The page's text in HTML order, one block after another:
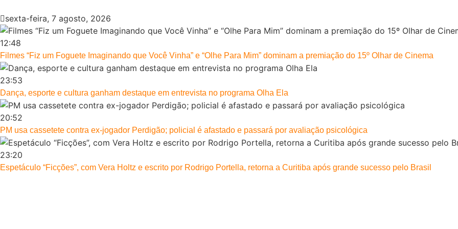
sexta-feira, 7 agosto, 2026
12:48
Filmes “Fiz um Foguete Imaginando que Você Vinha” e “Olhe Para Mim” dominam a premiação do 15º Olhar de Cinema
23:53
Dança, esporte e cultura ganham destaque em entrevista no programa Olha Ela
20:52
PM usa cassetete contra ex-jogador Perdigão; policial é afastado e passará por avaliação psicológica
23:20
Espetáculo “Ficções”, com Vera Holtz e escrito por Rodrigo Portella, retorna a Curitiba após grande sucesso pelo Brasil